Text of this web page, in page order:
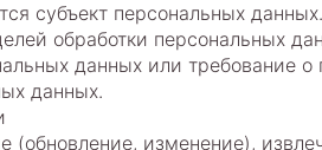
субъект персональных данных.
обработки персональных
данных или требование
данных.
(обновление, изменение),